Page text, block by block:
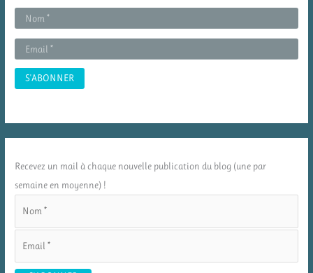
Recevez un mail à chaque nouvelle publication du blog (une par
semaine en moyenne) !